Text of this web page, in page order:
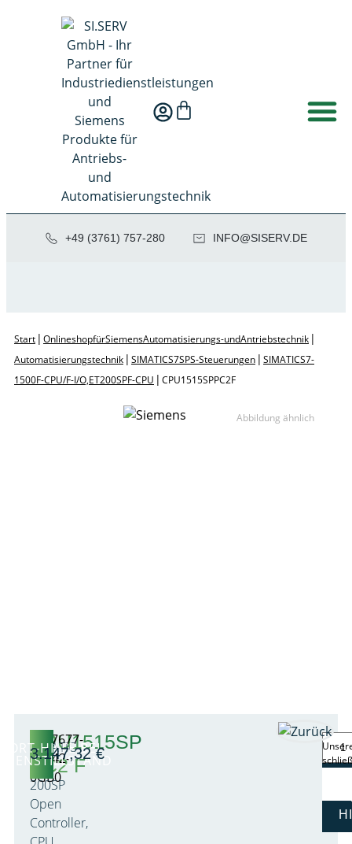
+49 (3761) 757-280 ED.VRE
SIS@OF
NI
Start | Onlineshop für Siemens Automatisierungs- und Antriebstechnik |
Automatisierungstechnik | SIMATIC S7 SPS-Steuerungen | SIMATIC S7-
1500F-CPU / F-I/O, ET200SP F-CPU | CPU1515SP PC2 F
Abbildung ähnlich
CPU1515SP
PC2 F
6ES7677-
2SB42-
0GB0
SIMATIC
ET
200SP
Open
Controller,
HILFE BEI
3.147,32€